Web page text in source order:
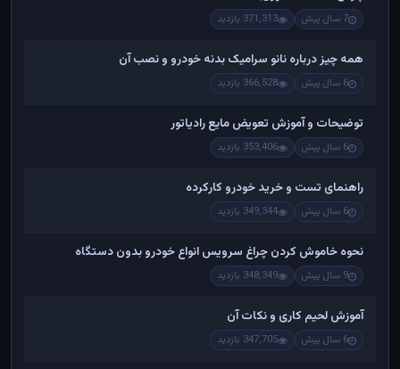
7 سال پیش 371,313 بازدید
همه چیز درباره نانو سرامیک بدنه خودرو و نصب آن
6 سال پیش 366,528 بازدید
توضیحات و آموزش تعویض مایع رادیاتور
6 سال پیش 353,406 بازدید
راهنمای تست و خريد خودرو کارکرده
6 سال پیش 349,344 بازدید
نحوه خاموش کردن چراغ سرویس انواع خودرو بدون دستگاه
9 سال پیش 348,349 بازدید
آموزش لحیم کاری و نکات آن
6 سال پیش 347,705 بازدید